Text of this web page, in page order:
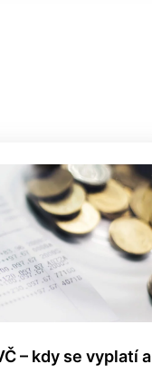
– kdy se vyplatí a